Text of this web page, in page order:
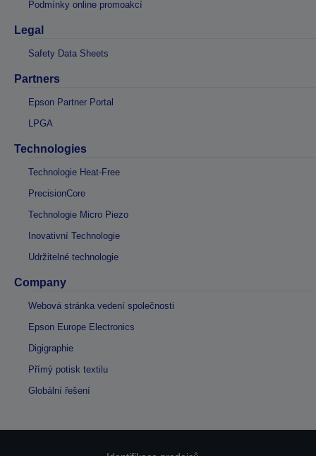
Podmínky online promoakcí
Legal
Safety Data Sheets
Partners
Epson Partner Portal
LPGA
Technologies
Technologie Heat-Free
PrecisionCore
Technologie Micro Piezo
Inovativní Technologie
Udržitelné technologie
Company
Webová stránka vedení společnosti
Epson Europe Electronics
Digigraphie
Přímý potisk textilu
Globální řešení